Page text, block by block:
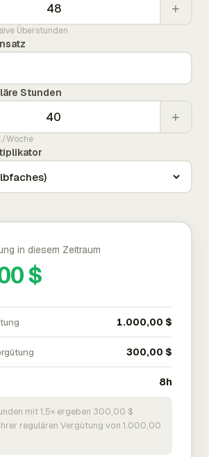
+
Überstunden
Stunden
+
Woche
in diesem Zeitraum
$
1.000,00 $
300,00 $
8h
mit 1,5× ergeben 300,00 $
regulären Vergütung von 1.000,00